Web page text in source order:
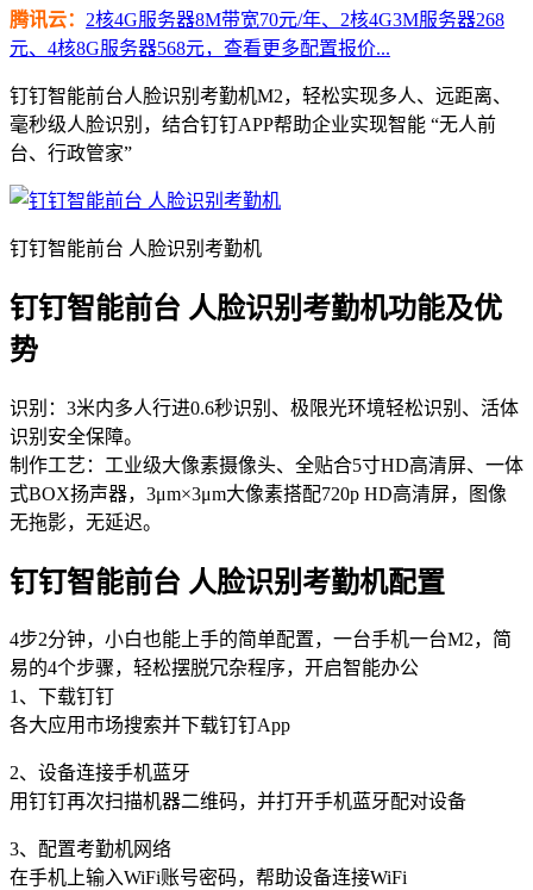
腾讯云： 2核4G服务器8M带宽70元/年、2核4G3M服务器268
元、4核8G服务器568元，查看更多配置报价...
钉钉智能前台人脸识别考勤机M2，轻松实现多人、远距离、
毫秒级人脸识别，结合钉钉APP帮助企业实现智能 “无人前
台、行政管家”
钉钉智能前台 人脸识别考勤机
钉钉智能前台 人脸识别考勤机功能及优
势
识别：3米内多人行进0.6秒识别、极限光环境轻松识别、活体
识别安全保障。
制作工艺：工业级大像素摄像头、全贴合5寸HD高清屏、一体
式BOX扬声器，3μm×3μm大像素搭配720p HD高清屏，图像
无拖影，无延迟。
钉钉智能前台 人脸识别考勤机配置
4步2分钟，小白也能上手的简单配置，一台手机一台M2，简
易的4个步骤，轻松摆脱冗杂程序，开启智能办公
1、下载钉钉
各大应用市场搜索并下载钉钉App
2、设备连接手机蓝牙
用钉钉再次扫描机器二维码，并打开手机蓝牙配对设备
3、配置考勤机网络
在手机上输入WiFi账号密码，帮助设备连接WiFi